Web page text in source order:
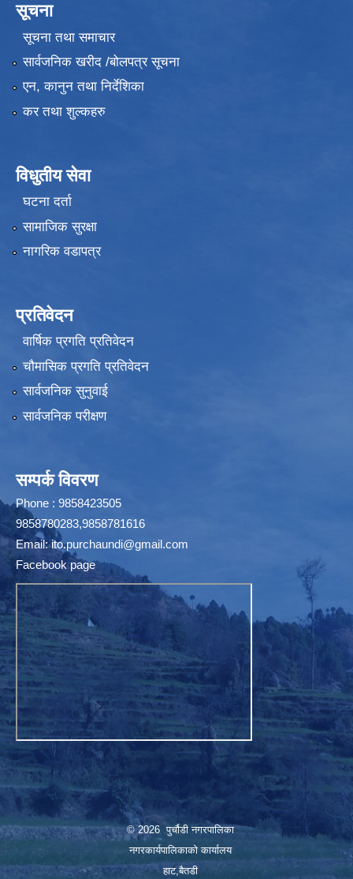
सूचना
सूचना तथा समाचार
सार्वजनिक खरीद /बोलपत्र सूचना
एन, कानुन तथा निर्देशिका
कर तथा शुल्कहरु
विधुतीय सेवा
घटना दर्ता
सामाजिक सुरक्षा
नागरिक वडापत्र
प्रतिवेदन
वार्षिक प्रगति प्रतिवेदन
चौमासिक प्रगति प्रतिवेदन
सार्वजनिक सुनुवाई
सार्वजनिक परीक्षण
सम्पर्क विवरण
Phone : 9858423505
9858780283,9858781616
Email:ito.purchaundi@gmail.com
Facebook page
© 2026 पुर्चौडी नगरपालिका
नगरकार्यपालिकाकाे कार्यालय
हाट,बैतडी